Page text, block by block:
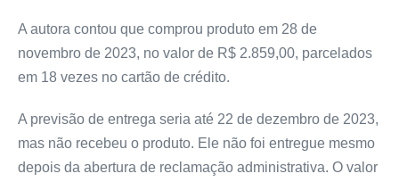
A autora contou que comprou produto em 28 de
novembro de 2023, no valor de R$ 2.859,00, parcelados
em 18 vezes no cartão de crédito.
A previsão de entrega seria até 22 de dezembro de 2023,
mas não recebeu o produto. Ele não foi entregue mesmo
depois da abertura de reclamação administrativa. O valor